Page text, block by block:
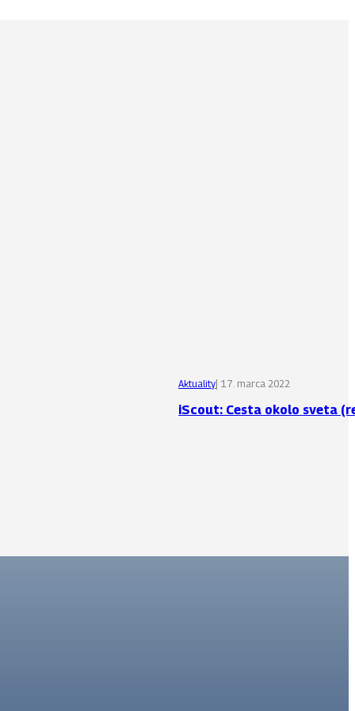
Aktuality | 17. marca 2022
iScout: Cesta okolo sveta